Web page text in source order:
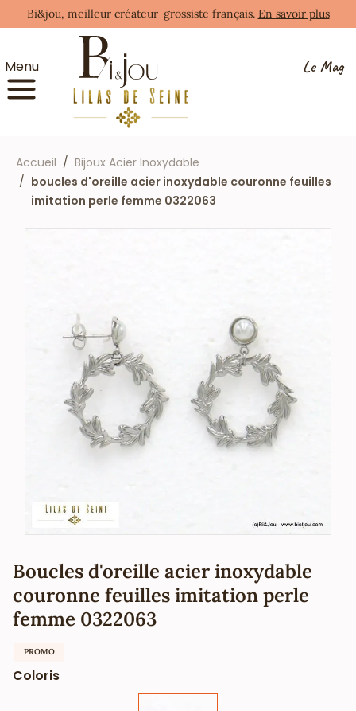
Bi&jou, meilleur créateur-grossiste français. En savoir plus
Menu Le Mag
Accueil
Bijoux Acier Inoxydable
boucles d'oreille acier inoxydable couronne feuilles
imitation perle femme 0322063
Boucles d'oreille acier inoxydable
couronne feuilles imitation perle
femme 0322063
PROMO
Coloris